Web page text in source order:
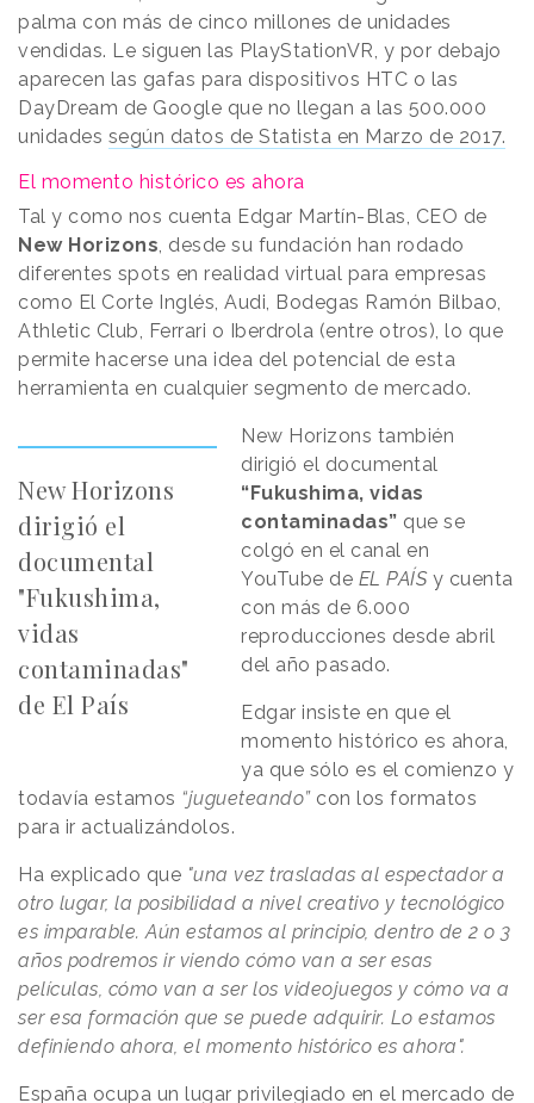
palma con más de cinco millones de unidades
vendidas. Le siguen las PlayStationVR, y por debajo
aparecen las gafas para dispositivos HTC o las
DayDream de Google que no llegan a las 500.000
unidades según datos de Statista en Marzo de 2017.
El momento histórico es ahora
Tal y como nos cuenta Edgar Martín-Blas, CEO de
New Horizons, desde su fundación han rodado
diferentes spots en realidad virtual para empresas
como El Corte Inglés, Audi, Bodegas Ramón Bilbao,
Athletic Club, Ferrari o Iberdrola (entre otros), lo que
permite hacerse una idea del potencial de esta
herramienta en cualquier segmento de mercado.
New Horizons
dirigió el
documental
"Fukushima,
vidas
contaminadas"
de El País
New Horizons también
dirigió el documental
“Fukushima, vidas
contaminadas” que se
colgó en el canal en
YouTube de EL PAÍSy cuenta
con más de 6.000
reproducciones desde abril
del año pasado.
Edgar insiste en que el
momento histórico es ahora,
ya que sólo es el comienzo y
todavía estamos “jugueteando”con los formatos
para ir actualizándolos.
Ha explicado que "una vez trasladas al espectador a
otro lugar, la posibilidad a nivel creativo y tecnológico
es imparable. Aún estamos al principio, dentro de 2 o 3
años podremos ir viendo cómo van a ser esas
películas, cómo van a ser los videojuegos y cómo va a
ser esa formación que se puede adquirir. Lo estamos
definiendo ahora, el momento histórico es ahora".
España ocupa un lugar privilegiado en el mercado de